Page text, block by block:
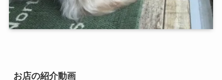
お店の紹介動画